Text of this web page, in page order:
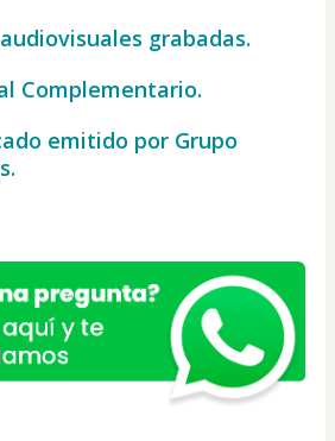
grabadas.
Complementario.
emitido por Grupo